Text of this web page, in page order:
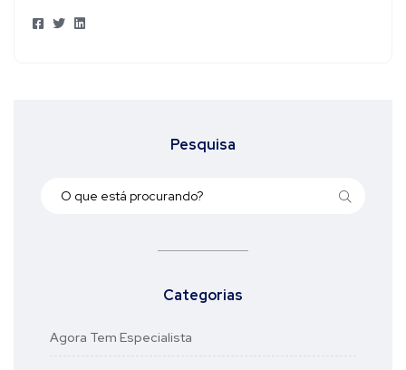
Pesquisa
Categorias
Agora Tem Especialista